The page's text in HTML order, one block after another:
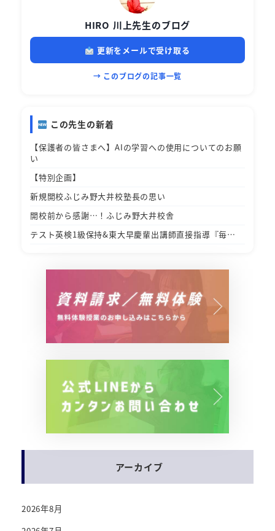
HIRO 川上先生のブログ
更新をメールで受け取る
→ このブログの記事一覧
この先生の新着
【保護者の皆さまへ】AIの学習への使用についてのお願
い
【特別企画】
新規開校ふじみ野大井校塾長の思い
開校前から感謝…！ふじみ野大井校舎
テスト英検1級保持&東大早慶輩出講師直接指導『毎…
アーカイブ
2026年8月